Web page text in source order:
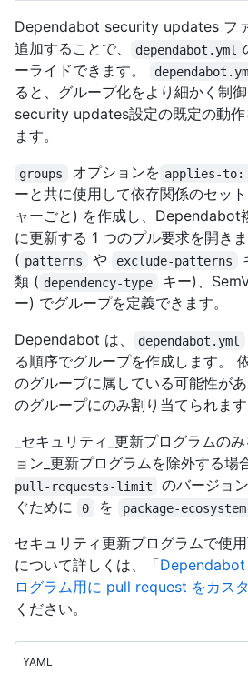
Dependabot security updates フ
追加することで、
dependabot.yml
ーライドできます。
ると、グループ化をより細かく制
security updates設定の既定の動作
ます。
groups オプションを applies-to:
ーと共に使用して依存関係のセッ
ャーごと) を作成し、Dependabot
に更新する 1 つのプル要求を開き
( patterns や exclude-patterns
類 ( dependency-type キー)、
ー) でグループを定義できます。
Dependabot は、
dependabot.yml
る順序でグループを作成します。
のグループに属している可能性が
のグループにのみ割り当てられます
_セキュリティ_更新プログラムの
ョン_更新プログラムを除外する場
pull-requests-limit
のバージョ
ぐために
0 を package-ecosystem
セキュリティ更新プログラムで使
について詳しくは、「Dependabot
ログラム用に pull request をカス
ください。
YAML